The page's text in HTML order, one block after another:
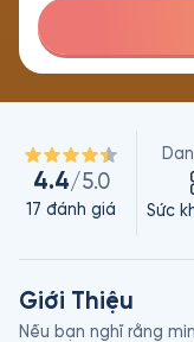
4.4/5.0
17 đánh giá
Giới Thiệu
Nếu bạn nghĩ rằng